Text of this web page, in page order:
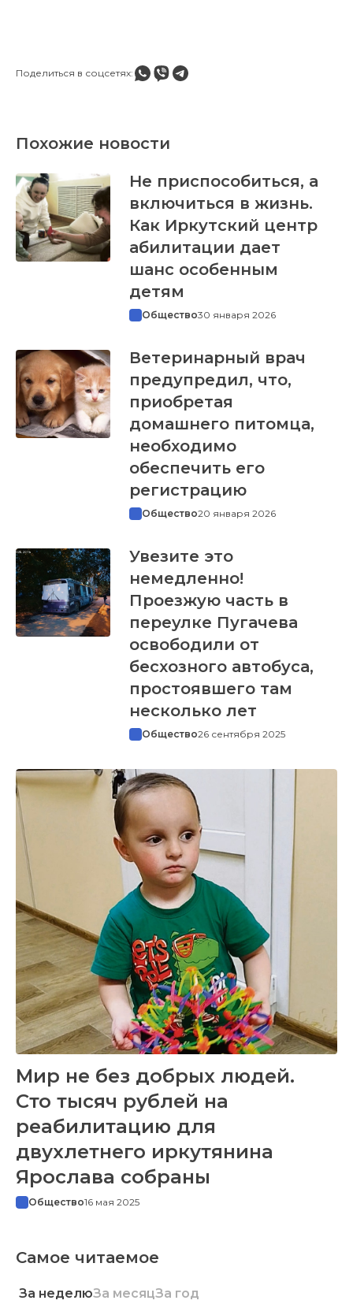
Поделиться в соцсетях:
Похожие новости
Не приспособиться, а
включиться в жизнь.
Как Иркутский центр
абилитации дает
шанс особенным
детям
Общество30 января 2026
Ветеринарный врач
предупредил, что,
приобретая
домашнего питомца,
необходимо
обеспечить его
регистрацию
Общество20 января 2026
Увезите это
немедленно!
Проезжую часть в
переулке Пугачева
освободили от
бесхозного автобуса,
простоявшего там
несколько лет
Общество26 сентября 2025
Мир не без добрых людей.
Сто тысяч рублей на
реабилитацию для
двухлетнего иркутянина
Ярослава собраны
Общество16 мая 2025
Самое читаемое
За неделюЗа месяцЗа год